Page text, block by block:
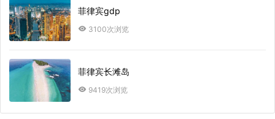
菲律宾gdp
3100次浏览
菲律宾长滩岛
9419次浏览